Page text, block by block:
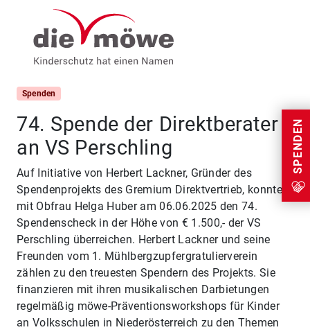
Weiter zum Inhalt
SPENDEN
Spenden
74. Spende der Direktberater
an VS Perschling
Auf Initiative von Herbert Lackner, Gründer des
Spendenprojekts des Gremium Direktvertrieb, konnte
mit Obfrau Helga Huber am 06.06.2025 den 74.
Spendenscheck in der Höhe von € 1.500,- der VS
Perschling überreichen. Herbert Lackner und seine
Freunden vom 1. Mühlbergzupfergratulierverein
zählen zu den treuesten Spendern des Projekts. Sie
finanzieren mit ihren musikalischen Darbietungen
regelmäßig möwe-Präventionsworkshops für Kinder
an Volksschulen in Niederösterreich zu den Themen